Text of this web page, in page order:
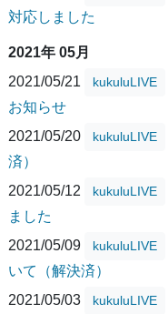
対応しました
2021年 05月
2021/05/21
kukuluLIVE
お知らせ
2021/05/20
kukuluLIVE
済）
2021/05/12
kukuluLIVE
ました
2021/05/09
kukuluLIVE
いて（解決済）
2021/05/03
kukuluLIVE